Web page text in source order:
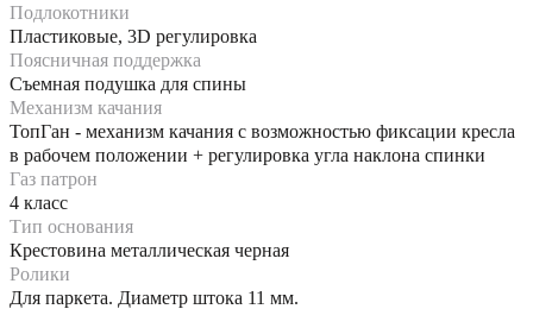
Подлокотники
Пластиковые, 3D регулировка
Поясничная поддержка
Съемная подушка для спины
Механизм качания
ТопГан - механизм качания с возможностью фиксации кресла
в рабочем положении + регулировка угла наклона спинки
Газ патрон
4 класс
Тип основания
Крестовина металлическая черная
Ролики
Для паркета. Диаметр штока 11 мм.